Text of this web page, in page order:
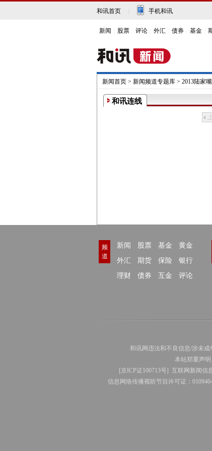
和讯首页 手机和讯
新闻 股票 评论 外汇 债券 基金
新闻首页 > 新闻频道专题库 > 2013陆家
和讯连线
频
道
新闻 股票 基金
黄金
外汇
期货 保险
银行
理财
债券 互金 评论
和讯网违法和不良信息/涉未成
本站郑重声
[京ICP证100713号] 互联网新闻信
信息网络传播视听节目许可证：